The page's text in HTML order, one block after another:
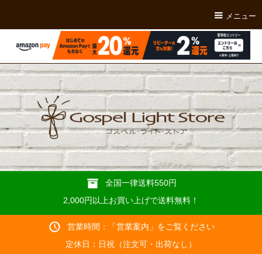
メニュー
全国一律送料550円
2,000円以上お買い上げで送料無料！
営業時間：「営業案内 」をご覧ください
定休日：日祝（注文可・出荷なし）